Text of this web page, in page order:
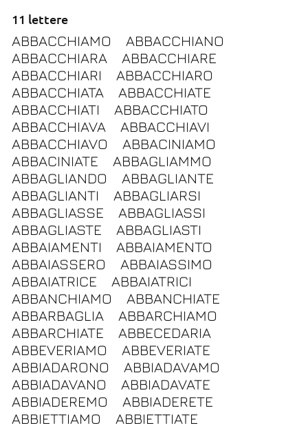
11 lettere
ABBACCHIAMO
ABBACCHIANO
ABBACCHIARA
ABBACCHIARE
ABBACCHIARI
ABBACCHIARO
ABBACCHIATA
ABBACCHIATE
ABBACCHIATI
ABBACCHIATO
ABBACCHIAVA
ABBACCHIAVI
ABBACCHIAVO
ABBACINIAMO
ABBACINIATE
ABBAGLIAMMO
ABBAGLIANDO
ABBAGLIANTE
ABBAGLIANTI
ABBAGLIARSI
ABBAGLIASSE
ABBAGLIASSI
ABBAGLIASTE
ABBAGLIASTI
ABBAIAMENTI
ABBAIAMENTO
ABBAIASSERO
ABBAIASSIMO
ABBAIATRICE
ABBAIATRICI
ABBANCHIAMO
ABBANCHIATE
ABBARBAGLIA
ABBARCHIAMO
ABBARCHIATE
ABBECEDARIA
ABBEVERIAMO
ABBEVERIATE
ABBIADARONO
ABBIADAVAMO
ABBIADAVANO
ABBIADAVATE
ABBIADEREMO
ABBIADERETE
ABBIETTIAMO
ABBIETTIATE